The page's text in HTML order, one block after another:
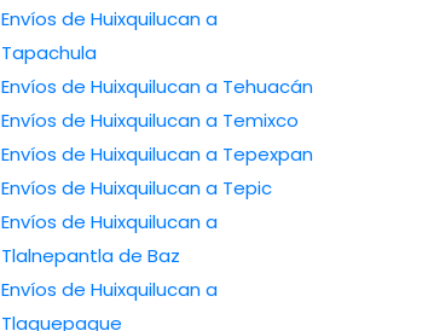
Envíos de Huixquilucan a
Tapachula
Envíos de Huixquilucan a Tehuacán
Envíos de Huixquilucan a Temixco
Envíos de Huixquilucan a Tepexpan
Envíos de Huixquilucan a Tepic
Envíos de Huixquilucan a
Tlalnepantla de Baz
Envíos de Huixquilucan a
Tlaquepaque